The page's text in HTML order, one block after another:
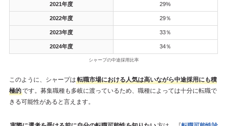
2021年度 29%
2022年度 29％
2023年度 33％
2024年度 34％
シャープの中途採用比率
このように、シャープは 転職市場における人気は高いながら中途採用にも積
極的です。募集職種も多岐に渡っているため、職種によっては十分に転職で
きる可能性があると言えます。